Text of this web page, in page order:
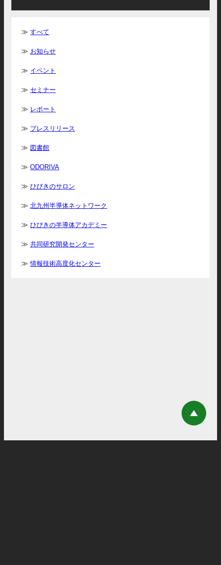
すべて
お知らせ
イベント
セミナー
レポート
プレスリリース
図書館
ODORIVA
ひびきのサロン
北九州半導体ネットワーク
ひびきの半導体アカデミー
共同研究開発センター
情報技術高度化センター